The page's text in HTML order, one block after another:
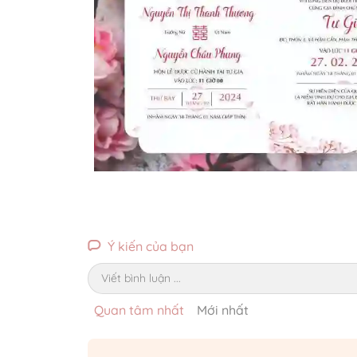
Ý kiến của bạn
Viết bình luận ...
Quan tâm nhất Mới nhất